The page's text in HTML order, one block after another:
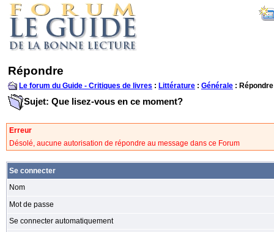
Répondre
Le forum du Guide - Critiques de livres : Littérature : Générale : Répondre
Sujet: Que lisez-vous en ce moment?
Erreur
Désolé, aucune autorisation de répondre au message dans ce Forum
Se connecter
Nom
Mot de passe
Se connecter automatiquement